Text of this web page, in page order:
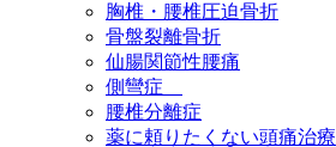
胸椎・腰椎圧迫骨折
骨盤裂離骨折
仙腸関節性腰痛
側彎症
腰椎分離症
薬に頼りたくない頭痛治療